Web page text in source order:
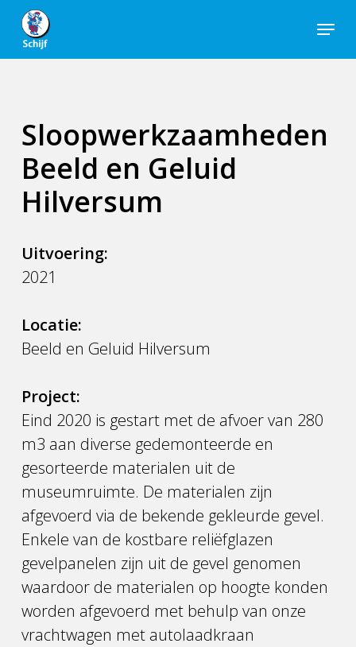
Skip
main
Menu
Sloopwerkzaamheden
Beeld en Geluid
Hilversum
Uitvoering:
2021
Locatie:
Beeld en Geluid Hilversum
Project:
Eind 2020 is gestart met de afvoer van 280
m3 aan diverse gedemonteerde en
gesorteerde materialen uit de
museumruimte. De materialen zijn
afgevoerd via de bekende gekleurde gevel.
Enkele van de kostbare reliëfglazen
gevelpanelen zijn uit de gevel genomen
waardoor de materialen op hoogte konden
worden afgevoerd met behulp van onze
vrachtwagen met autolaadkraan